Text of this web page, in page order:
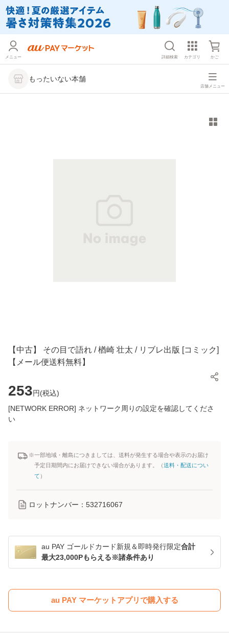
メニュー 詳細検索 カテゴリ かご
もったいない本舗
店舗メニュー
【中古】 その目で語れ / 楢崎 壮太 / リブレ出版 [コミック]
【メール便送料無料】
253円(税込)
[NETWORK ERROR] ネットワーク周りの設定を確認してくださ
い
※一部地域・離島につきましては、送料が発生する場合や表示のお届け
予定日期間内にお届けできない場合があります。（送料・配送につい
て ）
ロットナンバー： 532716067
au PAY ゴールドカード新規＆即時発行限定合計
最大23,000Pもらえる※諸条件あり
au PAY マーケットアプリで購入する